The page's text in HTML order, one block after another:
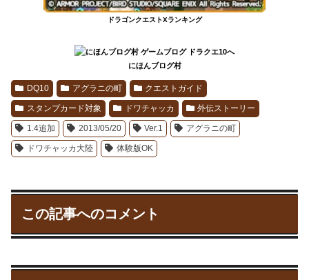
ドラゴンクエストXランキング
にほんブログ村
DQ10 アグラニの町 クエストガイド
スタンプカード対象 ドワチャッカ 外伝ストーリー
1.4追加 2013/05/20 Ver.1 アグラニの町
ドワチャッカ大陸 体験版OK
この記事へのコメント